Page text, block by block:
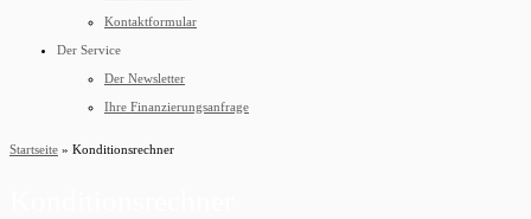
Kontaktformular
Der Service
Der Newsletter
Ihre Finanzierungsanfrage
Startseite » Konditionsrechner